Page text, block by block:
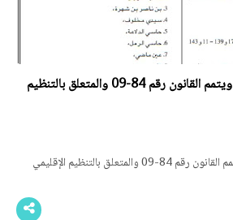
قانون رقم 26-06 يعدل ويتمم القانون رقم 84-09 والمتعلق بالتنظيم
قانون رقم 26-06 يعدل ويتمم القانون رقم 84-09 والمتعلق بالتنظيم الإقليمي